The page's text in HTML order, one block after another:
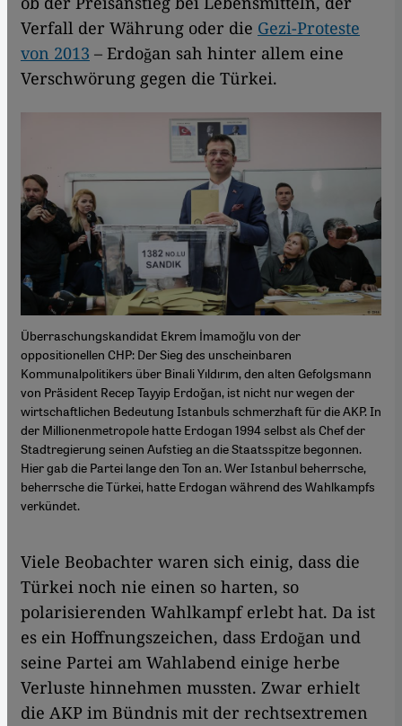
Verfall der Währung oder die Gezi-Proteste
von 2013 – Erdoğan sah hinter allem eine
Verschwörung gegen die Türkei.
Überraschungskandidat Ekrem İmamoğlu von der
oppositionellen CHP: Der Sieg des unscheinbaren
Kommunalpolitikers über Binali Yıldırım, den alten Gefolgsmann
von Präsident Recep Tayyip Erdoğan, ist nicht nur wegen der
wirtschaftlichen Bedeutung Istanbuls schmerzhaft für die AKP. In
der Millionenmetropole hatte Erdogan 1994 selbst als Chef der
Stadtregierung seinen Aufstieg an die Staatsspitze begonnen.
Hier gab die Partei lange den Ton an. Wer Istanbul beherrsche,
beherrsche die Türkei, hatte Erdogan während des Wahlkampfs
verkündet.
Viele Beobachter waren sich einig, dass die
Türkei noch nie einen so harten, so
polarisierenden Wahlkampf erlebt hat. Da ist
es ein Hoffnungszeichen, dass Erdoğan und
seine Partei am Wahlabend einige herbe
Verluste hinnehmen mussten. Zwar erhielt
die AKP im Bündnis mit der rechtsextremen